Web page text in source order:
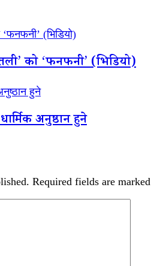
‘फनफनी’ (भिडियो)
को ‘फनफनी’ (भिडियो)
हुने
अनुष्ठान हुने
Required fields are marked